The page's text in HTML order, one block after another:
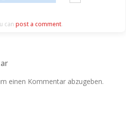
can post a comment.
einen Kommentar abzugeben.